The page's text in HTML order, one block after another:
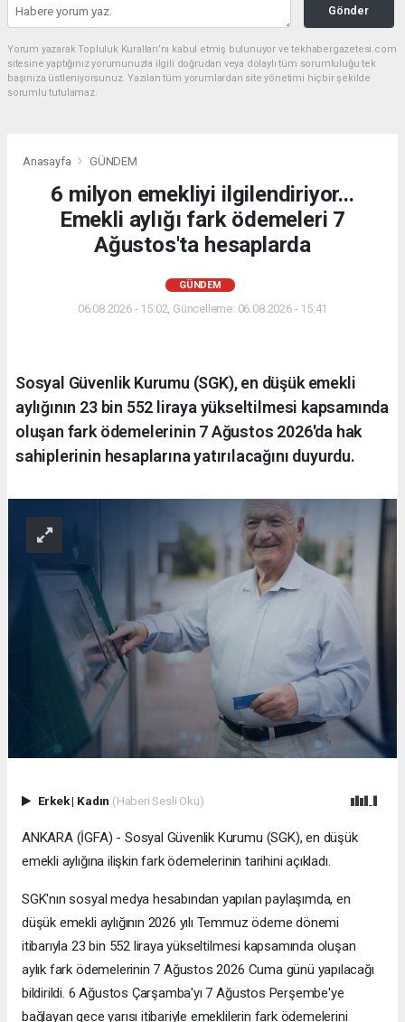
Gönder
Yorum yazarak Topluluk Kuralları’nı kabul etmiş bulunuyor ve tekhabergazetesi.com
sitesine yaptığınız yorumunuzla ilgili doğrudan veya dolaylı tüm sorumluluğu tek
başınıza üstleniyorsunuz. Yazılan tüm yorumlardan site yönetimi hiçbir şekilde
sorumlu tutulamaz.
Anasayfa GÜNDEM
6 milyon emekliyi ilgilendiriyor...
Emekli aylığı fark ödemeleri 7
Ağustos'ta hesaplarda
GÜNDEM
06.08.2026 - 15:02, Güncelleme: 06.08.2026 - 15:41
Sosyal Güvenlik Kurumu (SGK), en düşük emekli
aylığının 23 bin 552 liraya yükseltilmesi kapsamında
oluşan fark ödemelerinin 7 Ağustos 2026'da hak
sahiplerinin hesaplarına yatırılacağını duyurdu.
Erkek| Kadın (Haberi Sesli Oku)
ANKARA (İGFA) - Sosyal Güvenlik Kurumu (SGK), en düşük
emekli aylığına ilişkin fark ödemelerinin tarihini açıkladı.
SGK'nın sosyal medya hesabından yapılan paylaşımda, en
düşük emekli aylığının 2026 yılı Temmuz ödeme dönemi
itibarıyla 23 bin 552 liraya yükseltilmesi kapsamında oluşan
aylık fark ödemelerinin 7 Ağustos 2026 Cuma günü yapılacağı
bildirildi. 6 Ağustos Çarşamba'yı 7 Ağustos Perşembe'ye
bağlayan gece yarısı itibariyle emeklilerin fark ödemelerini